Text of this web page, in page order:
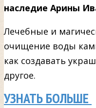
наследие Арины
Лечебные и
очищение воды
как создавать
другое.
УЗНАТЬ БОЛЬШЕ